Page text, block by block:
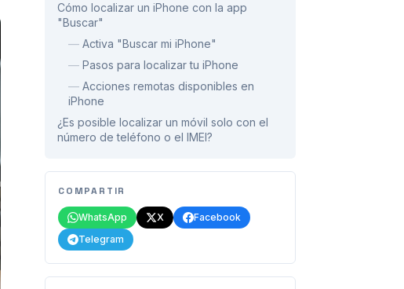
Cómo localizar un iPhone con la app
"Buscar"
— Activa "Buscar mi iPhone"
— Pasos para localizar tu iPhone
— Acciones remotas disponibles en
iPhone
¿Es posible localizar un móvil solo con el
número de teléfono o el IMEI?
COMPARTIR
WhatsApp X
Facebook
Telegram